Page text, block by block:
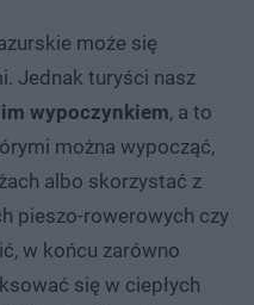
może się
Jednak turyści nasz
wypoczynkiem, a to
można wypocząć,
albo skorzystać z
pieszo-rowerowych czy
w końcu zarówno
się w ciepłych